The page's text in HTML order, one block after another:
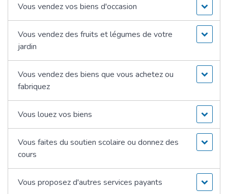
Vous vendez vos biens d'occasion
Vous vendez des fruits et légumes de votre
jardin
Vous vendez des biens que vous achetez ou
fabriquez
Vous louez vos biens
Vous faites du soutien scolaire ou donnez des
cours
Vous proposez d'autres services payants